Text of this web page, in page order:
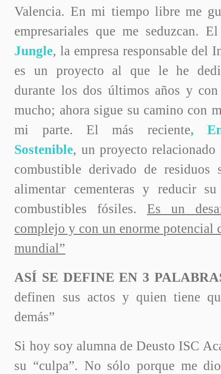
Valencia. En mi tiempo libre me
empresariales que me seduzcan.
Jungle, la empresa responsable del
es un proyecto al que le he
durante los dos últimos años y
mucho; ahora sigue su camino con
mi parte. El más reciente,
Sostenible, un proyecto
combustible derivado de residuos
alimentar cementeras y reducir
combustibles fósiles. Es un
complejo y con un enorme potencial
mundial”
ASÍ SE DEFINE EN 3
definen sus actos y quien tiene
demás”
Si hoy soy alumna de Deusto ISC
su “culpa”. No sólo porque me